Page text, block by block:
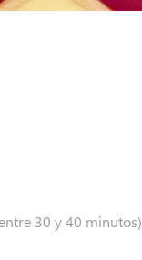
30 y 40 minutos)